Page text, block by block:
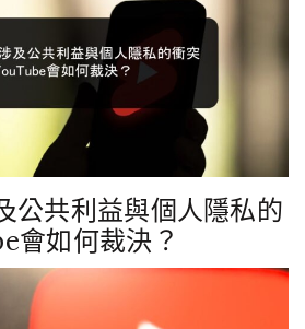
公共利益與個人隱私的
會如何裁決？